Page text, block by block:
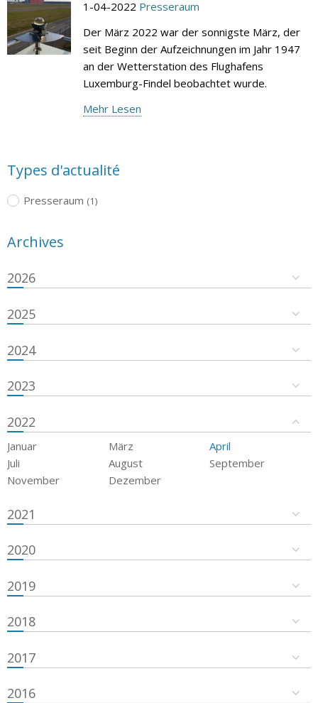
1-04-2022 Presseraum
Der März 2022 war der sonnigste März, der
seit Beginn der Aufzeichnungen im Jahr 1947
an der Wetterstation des Flughafens
Luxemburg-Findel beobachtet wurde.
Mehr Lesen
Types d'actualité
Presseraum (1)
Archives
2026
2025
2024
2023
2022
Januar März
April
Juli
August
September
November
Dezember
2021
2020
2019
2018
2017
2016